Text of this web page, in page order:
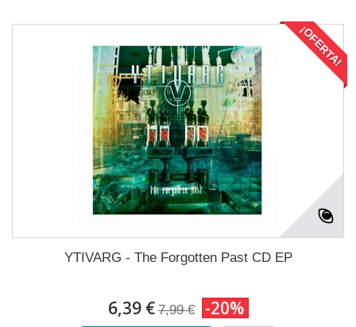
¡OFERTA!
YTIVARG - The Forgotten Past CD EP
6,39 € 7,99 € -20%